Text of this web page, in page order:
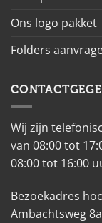
Ons logo pakket
Folders
Wij zijn
van 08:00 tot
08:00 tot 16:00
Bezoekadres
Ambachtsweg 8a